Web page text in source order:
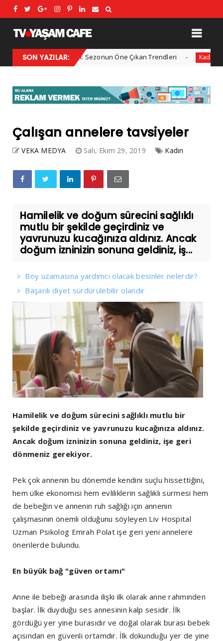
SON YAZILAR:
2025 Kış Modası: Sezonun Öne Çıkan Trendleri Kadın Her
Çalışan annelere tavsiyeler
VEKA MEDYA Salı, Ekim 29, 2019 Kadın
Hamilelik ve doğum sürecini sağlıklı
mutlu bir şekilde geçirdiniz ve
yavrunuzu kucağınıza aldınız. Ancak
doğum izninizin sonuna geldiniz, iş...
Boy uzamasına yardımcı olacak besinler nelerdir?
Başarılı diyet sürdürülebilir olandır
Hamilelik ve doğum sürecini sağlıklı mutlu bir
şekilde geçirdiniz ve yavrunuzu kucağınıza aldınız.
Ancak doğum izninizin sonuna geldiniz, işe geri
dönmeniz gerekiyor.
Pek çok annenin bu dönemde kendini suçlu hissettiğini,
hem ülke ekonomisi hem evliliklerin sağlıklı sürmesi hem
de bebeğin ve annenin ruh sağlığı için annenin
çalışmasının önemli olduğunu söyleyen Liv Hospital
Uzman Psikolog Emrah Polat işe geri yeni annelere
önerilerde bulundu.
En büyük bağ "güven ortamı"
Anne ile bebeği arasında ilişki ilk olarak anne rahminden
başlar. İlk duyduğu ses annesinin kalp sesidir. İlk
gördüğü yer yine burasıdır ve doğal olarak burası bebek
açısından en güvenli ortamdır. İlk dokunduğu yer de yine